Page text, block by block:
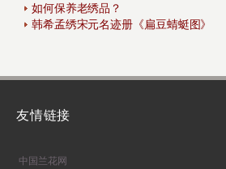
如何保养老绣品？
韩希孟绣宋元名迹册《扁豆蜻蜓图》
友情链接
中国兰花网